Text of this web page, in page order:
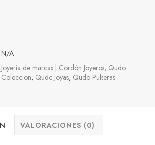
N/A
Joyería de marcas | Cordón Joyeros, Qudo
Coleccion, Qudo Joyas, Qudo Pulseras
VALORACIONES (0)